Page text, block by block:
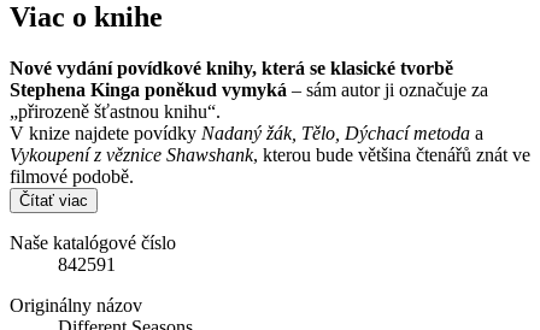
Viac o knihe
Nové vydání povídkové knihy, která se klasické tvorbě
Stephena Kinga poněkud vymyká – sám autor ji označuje za
„přirozeně šťastnou knihu“.
V knize najdete povídky Nadaný žák, Tělo, Dýchací metoda a
Vykoupení z věznice Shawshank, kterou bude většina čtenářů znát ve
filmové podobě.
Čítať viac
Naše katalógové číslo
842591
Originálny názov